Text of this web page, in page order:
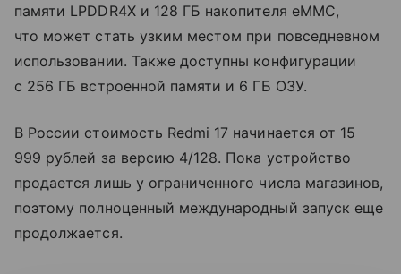
памяти LPDDR4X и 128 ГБ накопителя eMMC,
что может стать узким местом при повседневном
использовании. Также доступны конфигурации
с 256 ГБ встроенной памяти и 6 ГБ ОЗУ.
В России стоимость Redmi 17 начинается от 15
999 рублей за версию 4/128. Пока устройство
продается лишь у ограниченного числа магазинов,
поэтому полноценный международный запуск еще
продолжается.